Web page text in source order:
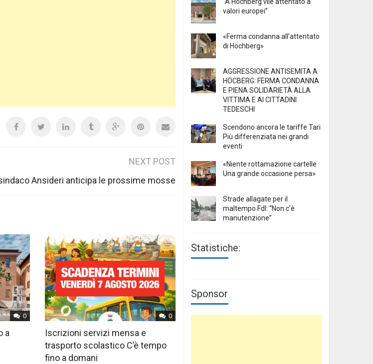
NEXT POST
Ansideri anticipa le prossime mosse
0
a
0
Iscrizioni servizi mensa e
trasporto scolastico C’è tempo
fino a domani
valori europei”
«Ferma condanna all’attentato
di Höchberg»
AGGRESSIONE ANTISEMITA A
HÖCBERG: FERMA CONDANNA
E PIENA SOLIDARIETÀ ALLA
VITTIMA E AI CITTADINI
TEDESCHI
Scendono ancora le tariffe Tari
Più differenziata nei grandi
eventi
«Niente rottamazione cartelle
Una grande occasione persa»
Strade allagate per il
maltempo FdI: “Non c’è
manutenzione”
Statistiche:
Sponsor